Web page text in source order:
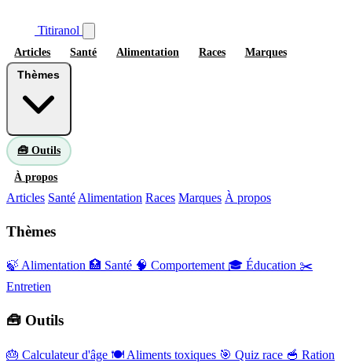
Titiranol
Articles Santé Alimentation Races Marques
🧰 Outils
À propos
Articles Santé Alimentation Races Marques À propos
Thèmes
🍃 Alimentation 🏥 Santé 🧠 Comportement 🎓 Éducation ✂️
Entretien
🧰 Outils
🎂 Calculateur d'âge 🍽️ Aliments toxiques 🎯 Quiz race 🥣 Ration